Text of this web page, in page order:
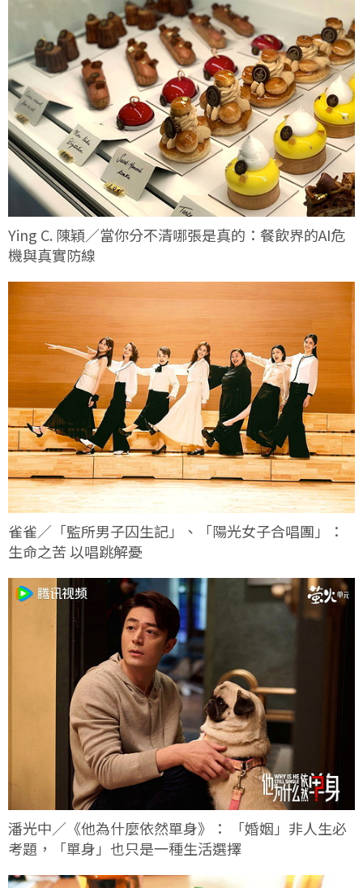
Ying C. 陳穎／當你分不清哪張是真的：餐飲界的AI危
機與真實防線
雀雀／「監所男子囚生記」、「陽光女子合唱團」：
生命之苦 以唱跳解憂
潘光中／《他為什麼依然單身》： 「婚姻」非人生必
考題，「單身」也只是一種生活選擇